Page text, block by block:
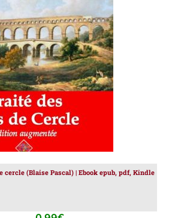
PANIER / DÉTAILS
cercle (Blaise Pascal) | Ebook epub, pdf, Kindle